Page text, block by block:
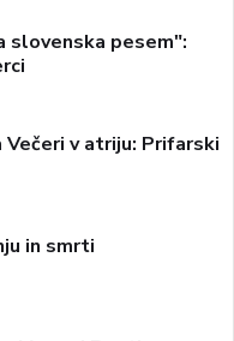
slovenska pesem":
v atriju: Prifarski
in smrti